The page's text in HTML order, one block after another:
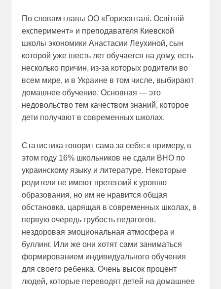
По словам главы ОО «Горизонталі. Освітній
експеримент» и преподавателя Киевской
школы экономики Анастасии Леухиной, сын
которой уже шесть лет обучается на дому, есть
несколько причин, из-за которых родители во
всем мире, и в Украине в том числе, выбирают
домашнее обучение. Основная — это
недовольство тем качеством знаний, которое
дети получают в современных школах.
Статистика говорит сама за себя: к примеру, в
этом году 16% школьников не сдали ВНО по
украинскому языку и литературе. Некоторые
родители не имеют претензий к уровню
образования, но им не нравится общая
обстановка, царящая в современных школах, в
первую очередь грубость педагогов,
нездоровая эмоциональная атмосфера и
буллинг. Или же они хотят сами заниматься
формированием индивидуального обучения
для своего ребенка. Очень высок процент
людей, которые переводят детей на домашнее